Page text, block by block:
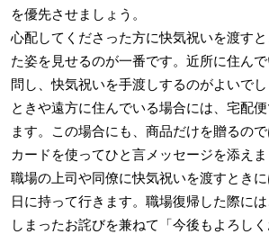
を優先させましょう。
心配してくださった方に快気祝いを渡す
た姿を見せるのが一番です。近所に住ん
問し、快気祝いを手渡しするのがよいで
ときや遠方に住んでいる場合には、宅配
ます。この場合にも、商品だけを贈るの
カードを使ってひと言メッセージを添えま
職場の上司や同僚に快気祝いを渡すとき
日に持って行きます。職場復帰した際に
しまったお詫びを兼ねて「今後もよろし